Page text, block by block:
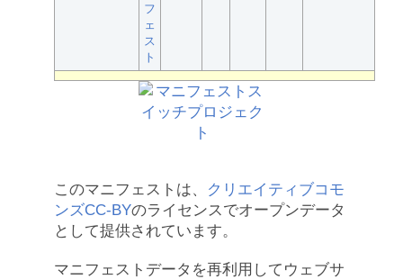
フ
ェ
ス
ト
このマニフェストは、
クリエイティブコモ
ンズCC-BYのライセンスでオープンデータ
として提供されています。
マニフェストデータを再利用してウェブサ